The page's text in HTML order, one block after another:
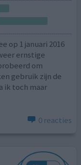
op 1 januari 2016
ernstige
om
gebruik zijn de
ik toch maar
0 reacties